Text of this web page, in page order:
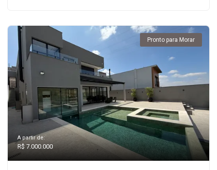
Pronto para Morar
A partir de:
R$ 7.000.000